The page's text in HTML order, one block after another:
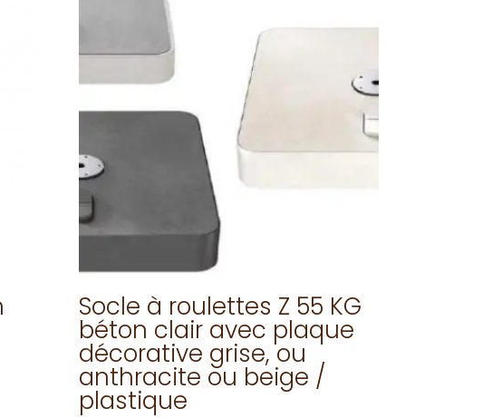
Socle à roulettes Z 55 KG
béton clair avec plaque
décorative grise, ou
anthracite ou beige /
plastique